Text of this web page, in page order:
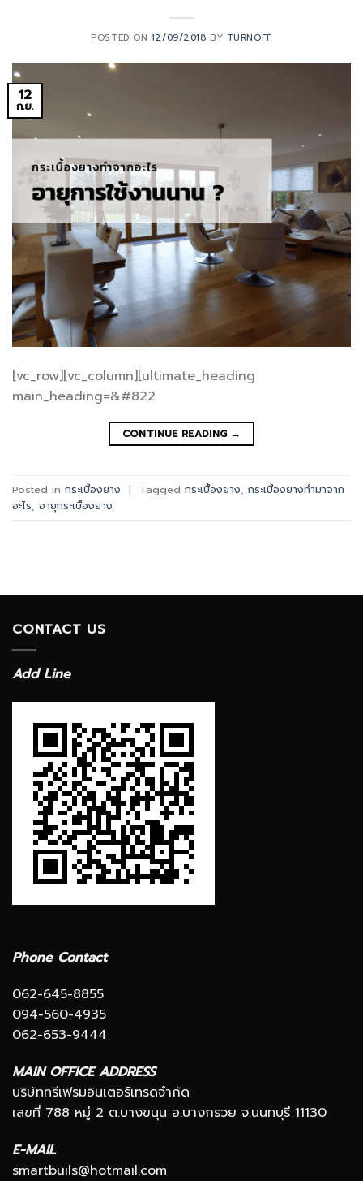
POSTED ON 12/09/2018 BY TURNOFF
12
ก.ย.
[vc_row][vc_column][ultimate_heading
main_heading=&#822
CONTINUE READING →
Posted in กระเบื้องยาง | Tagged กระเบื้องยาง กระเบื้องยางทำมาจาก
อะไร อายุกระเบื้องยาง
CONTACT US
Add Line
Phone Contact
062-645-8855
094-560-4935
062-653-9444
MAIN OFFICE ADDRESS
บริษัททรีเฟรมอินเตอร์เทรดจำกัด
เลขที่ 788 หมู่ 2 ต.บางขนุน อ.บางกรวย จ.นนทบุรี 11130
E-MAIL
smartbuils@hotmail.com